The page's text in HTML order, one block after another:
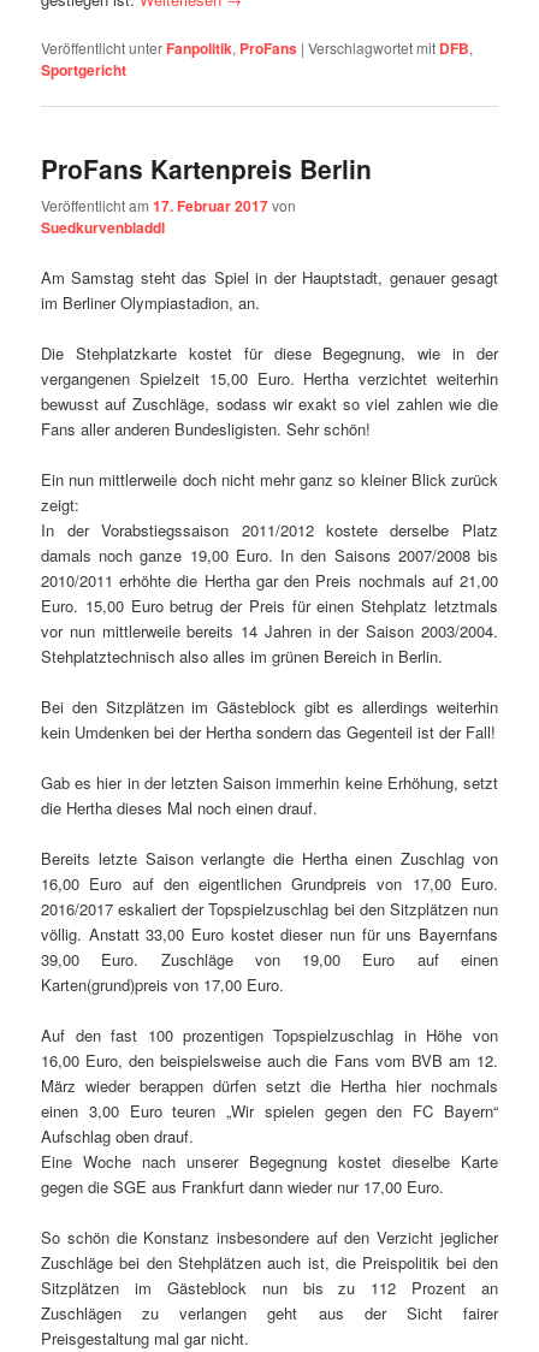
Veröffentlicht unter Fanpolitik, ProFans |Verschlagwortet mit DFB,
Sportgericht
ProFans Kartenpreis Berlin
Veröffentlicht am17. Februar 2017von
Suedkurvenbladdl
Am Samstag steht das Spiel in der Hauptstadt, genauer gesagt
im Berliner Olympiastadion, an.
Die Stehplatzkarte kostet für diese Begegnung, wie in der
vergangenen Spielzeit 15,00 Euro. Hertha verzichtet weiterhin
bewusst auf Zuschläge, sodass wir exakt so viel zahlen wie die
Fans aller anderen Bundesligisten. Sehr schön!
Ein nun mittlerweile doch nicht mehr ganz so kleiner Blick zurück
zeigt:
In der Vorabstiegssaison 2011/2012 kostete derselbe Platz
damals noch ganze 19,00 Euro. In den Saisons 2007/2008 bis
2010/2011 erhöhte die Hertha gar den Preis nochmals auf 21,00
Euro. 15,00 Euro betrug der Preis für einen Stehplatz letztmals
vor nun mittlerweile bereits 14 Jahren in der Saison 2003/2004.
Stehplatztechnisch also alles im grünen Bereich in Berlin.
Bei den Sitzplätzen im Gästeblock gibt es allerdings weiterhin
kein Umdenken bei der Hertha sondern das Gegenteil ist der Fall!
Gab es hier in der letzten Saison immerhin keine Erhöhung, setzt
die Hertha dieses Mal noch einen drauf.
Bereits letzte Saison verlangte die Hertha einen Zuschlag von
16,00 Euro auf den eigentlichen Grundpreis von 17,00 Euro.
2016/2017 eskaliert der Topspielzuschlag bei den Sitzplätzen nun
völlig. Anstatt 33,00 Euro kostet dieser nun für uns Bayernfans
39,00 Euro. Zuschläge von 19,00 Euro auf einen
Karten(grund)preis von 17,00 Euro.
Auf den fast 100 prozentigen Topspielzuschlag in Höhe von
16,00 Euro, den beispielsweise auch die Fans vom BVB am 12.
März wieder berappen dürfen setzt die Hertha hier nochmals
einen 3,00 Euro teuren „Wir spielen gegen den FC Bayern“
Aufschlag oben drauf.
Eine Woche nach unserer Begegnung kostet dieselbe Karte
gegen die SGE aus Frankfurt dann wieder nur 17,00 Euro.
So schön die Konstanz insbesondere auf den Verzicht jeglicher
Zuschläge bei den Stehplätzen auch ist, die Preispolitik bei den
Sitzplätzen im Gästeblock nun bis zu 112 Prozent an
Zuschlägen zu verlangen geht aus der Sicht fairer
Preisgestaltung mal gar nicht.